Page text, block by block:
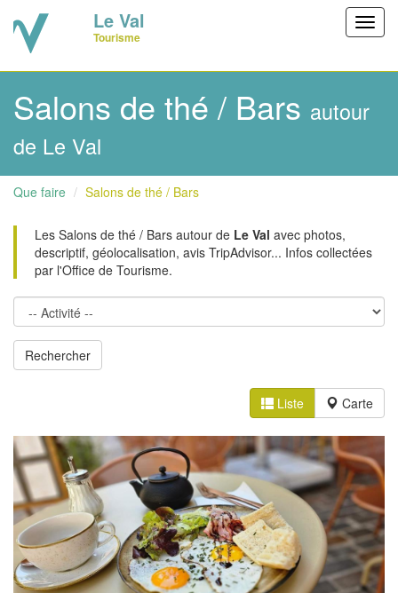
Le Val
Tourisme
Salons de thé / Bars autour
de Le Val
Que faire Salons de thé / Bars
Les Salons de thé / Bars autour de Le Val avec photos,
descriptif, géolocalisation, avis TripAdvisor... Infos collectées
par l'Office de Tourisme.
Liste Carte